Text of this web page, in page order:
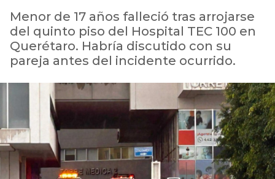
Menor de 17 años falleció tras arrojarse
del quinto piso del Hospital TEC 100 en
Querétaro. Habría discutido con su
pareja antes del incidente ocurrido.